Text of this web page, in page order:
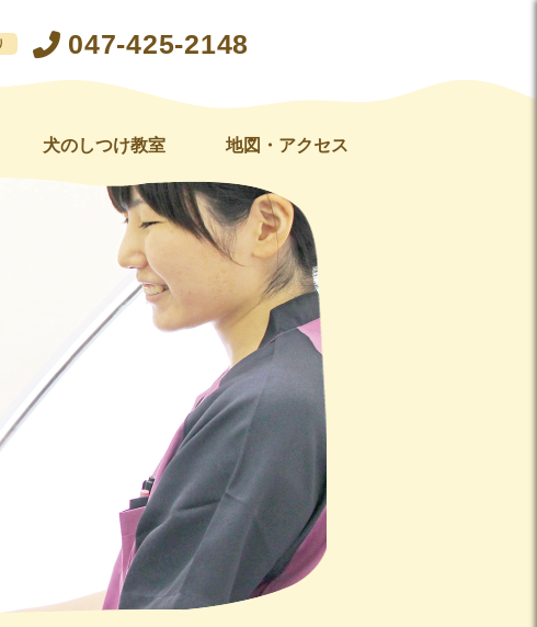
047-425-2148
犬のしつけ教室 地図・アクセス